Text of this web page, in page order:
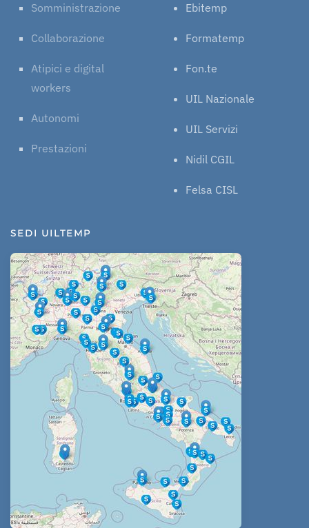
Somministrazione
Collaborazione
Atipici e digital
workers
Autonomi
Prestazioni
Ebitemp
Formatemp
Fon.te
UIL Nazionale
UIL Servizi
Nidil CGIL
Felsa CISL
SEDI UILTEMP